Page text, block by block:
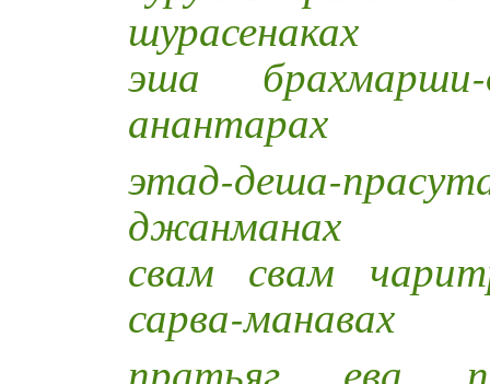
шурасенаках
эша
анантарах
этад-деша-
джанманах
свам свам
сарва-манавах
пратьяг ева